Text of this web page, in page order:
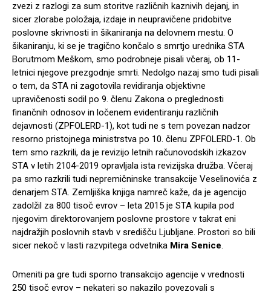
zvezi z razlogi za sum storitve različnih kaznivih dejanj, in
sicer zlorabe položaja, izdaje in neupravičene pridobitve
poslovne skrivnosti in šikaniranja na delovnem mestu. O
šikaniranju, ki se je tragično končalo s smrtjo urednika STA
Borutmom Meškom, smo podrobneje pisali včeraj, ob 11-
letnici njegove prezgodnje smrti. Nedolgo nazaj smo tudi pisali
o tem, da STA ni zagotovila revidiranja objektivne
upravičenosti sodil po 9. členu Zakona o preglednosti
finančnih odnosov in ločenem evidentiranju različnih
dejavnosti (ZPFOLERD-1), kot tudi ne s tem povezan nadzor
resorno pristojnega ministrstva po 10. členu ZPFOLERD-1. Ob
tem smo razkrili, da je revizijo letnih računovodskih izkazov
STA v letih 2104-2019 opravljala ista revizijska družba. Včeraj
pa smo razkrili tudi nepremičninske transakcije Veselinovića z
denarjem STA. Zemljiška knjiga namreč kaže, da je agencijo
zadolžil za 800 tisoč evrov – leta 2015 je STA kupila pod
njegovim direktorovanjem poslovne prostore v takrat eni
najdražjih poslovnih stavb v središču Ljubljane. Prostori so bili
sicer nekoč v lasti razvpitega odvetnika Mira Senice.
Omeniti pa gre tudi sporno transakcijo agencije v vrednosti
250 tisoč evrov – nekateri so nakazilo povezovali s